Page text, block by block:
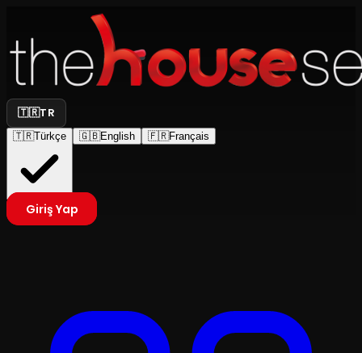
🇹🇷TR
🇹🇷Türkçe 🇬🇧English 🇫🇷Français
Giriş Yap